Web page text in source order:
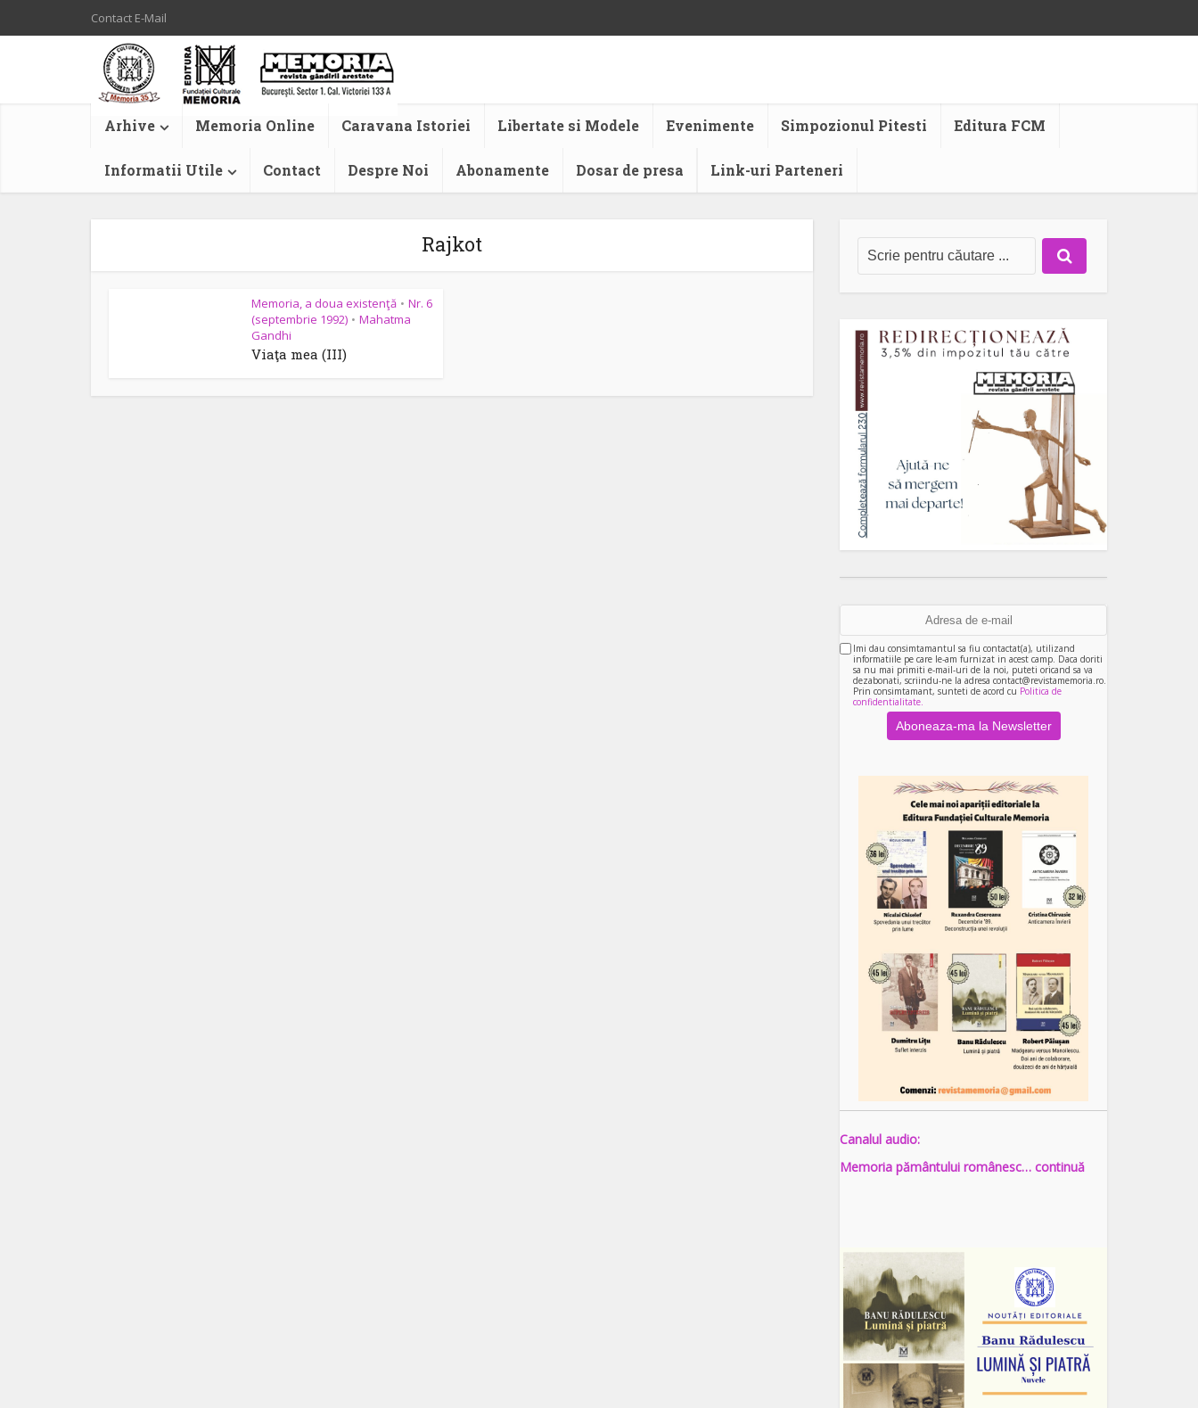
Contact E-Mail
Arhive Memoria Online Caravana Istoriei Libertate si Modele Evenimente Simpozionul Pitesti Editura FCM
Informatii Utile Contact Despre Noi Abonamente Dosar de presa Link-uri Parteneri
Rajkot
Memoria, a doua existenţă • Nr. 6
(septembrie 1992) • Mahatma
Gandhi
Viaţa mea (III)
Imi dau consimtamantul sa fiu contactat(a), utilizand
informatiile pe care le-am furnizat in acest camp. Daca doriti
sa nu mai primiti e-mail-uri de la noi, puteti oricand sa va
dezabonati, scriindu-ne la adresa contact@revistamemoria.ro.
Prin consimtamant, sunteti de acord cu Politica de
confidentialitate.
Canalul audio:
Memoria pământului românesc… continuă